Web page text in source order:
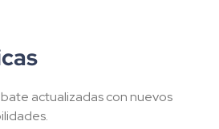
actualizadas con nuevos